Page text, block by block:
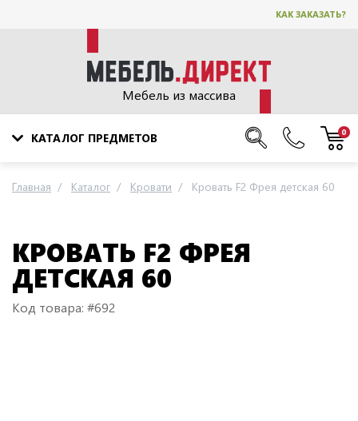
КАК ЗАКАЗАТЬ?
Мебель из массива
КАТАЛОГ ПРЕДМЕТОВ 0
Главная Каталог Кровати Кровать F2 Фрея детская 60
КРОВАТЬ F2 ФРЕЯ
ДЕТСКАЯ 60
Код товара: #692